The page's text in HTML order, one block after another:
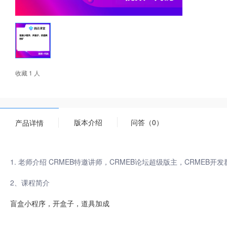
收藏 1 人
产品详情 版本介绍 问答（0）
1. 老师介绍 CRMEB特邀讲师，CRMEB论坛超级版主，CRMEB开发
2、课程简介
盲盒小程序，开盒子，道具加成